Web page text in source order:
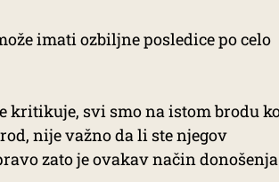
imati ozbiljne posledice po celo
kritikuje, svi smo na istom brodu
nije važno da li ste njegov
zato je ovakav način donošenja